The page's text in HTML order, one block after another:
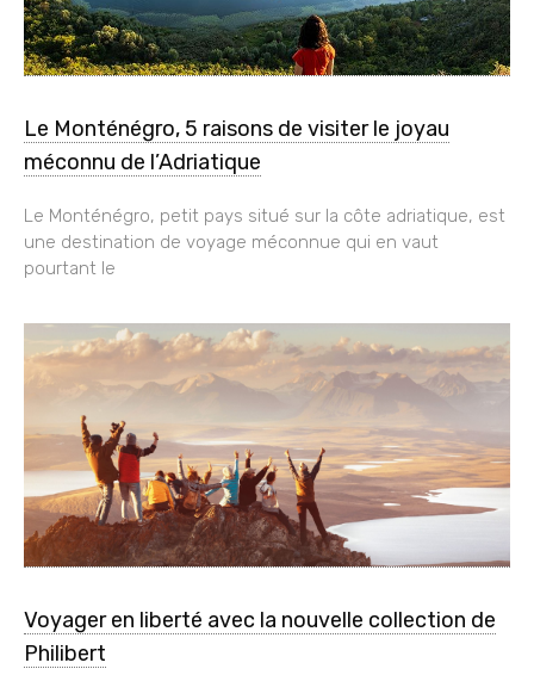
Le Monténégro, 5 raisons de visiter le joyau
méconnu de l’Adriatique
Le Monténégro, petit pays situé sur la côte adriatique, est
une destination de voyage méconnue qui en vaut
pourtant le
Voyager en liberté avec la nouvelle collection de
Philibert